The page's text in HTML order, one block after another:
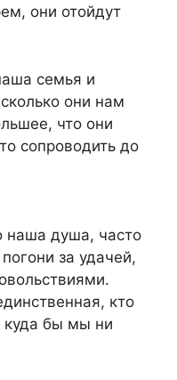
они отойдут
семья и
они нам
что они
сопроводить до
наша душа, часто
за удачей,
кто
куда бы мы ни